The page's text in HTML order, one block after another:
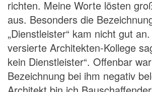
richten. Meine Worte lösten
aus. Besonders die
„Dienstleister“ kam nicht gut
versierte Architekten-Kollege
kein Dienstleister“. Offenbar
Bezeichnung bei ihm negativ